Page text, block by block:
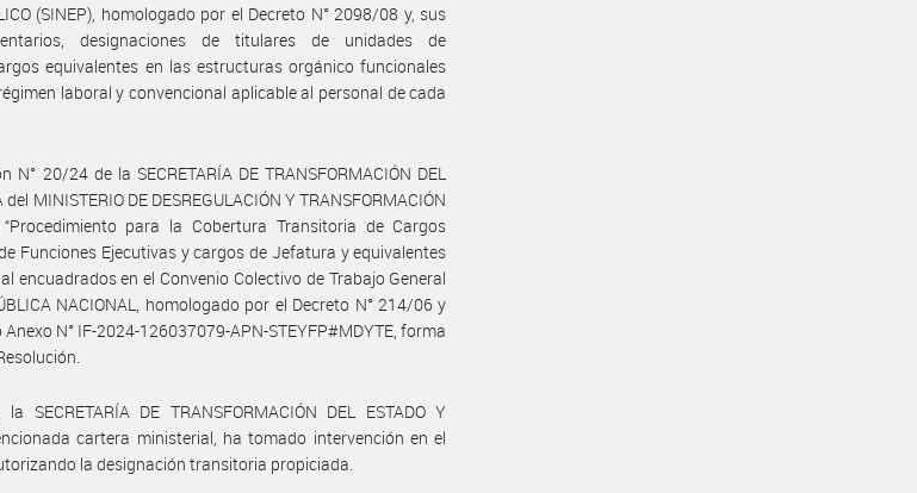
(SINEP), homologado por el Decreto N° 2098/08 y, sus
designaciones de titulares de unidades de
equivalentes en las estructuras orgánico funcionales
laboral y convencional aplicable al personal de cada
20/24 de la SECRETARÍA DE TRANSFORMACIÓN DEL
MINISTERIO DE DESREGULACIÓN Y TRANSFORMACIÓN
para la Cobertura Transitoria de Cargos
Funciones Ejecutivas y cargos de Jefatura y equivalentes
encuadrados en el Convenio Colectivo de Trabajo General
NACIONAL, homologado por el Decreto N° 214/06 y
N° IF-2024-126037079-APN-STEYFP#MDYTE, forma
SECRETARÍA DE TRANSFORMACIÓN DEL ESTADO Y
cartera ministerial, ha tomado intervención en el
la designación transitoria propiciada.